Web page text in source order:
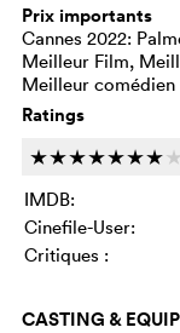
Prix importants
Cannes 2022:
Meilleur Film,
Meilleur
Ratings
ccccccc c
IMDB:
Cinefile-User:
Critiques :
CASTING &